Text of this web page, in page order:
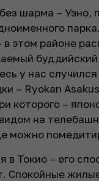
шарма – Уэно,
в этом районе
буддийский
у нас
– Ryokan
которого –
на
можно
в Токио – его
Спокойные